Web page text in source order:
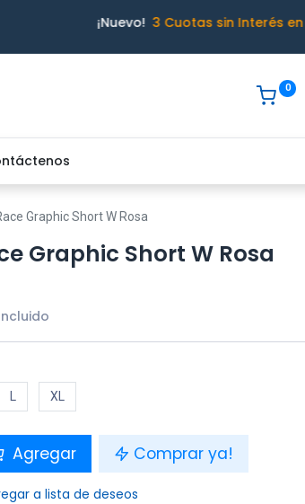
¡Nuevo! 3 Cuotas sin Interés
0
Graphic Short W Rosa
Graphic Short W Rosa
XL
Agregar Comprar ya!
a lista de deseos